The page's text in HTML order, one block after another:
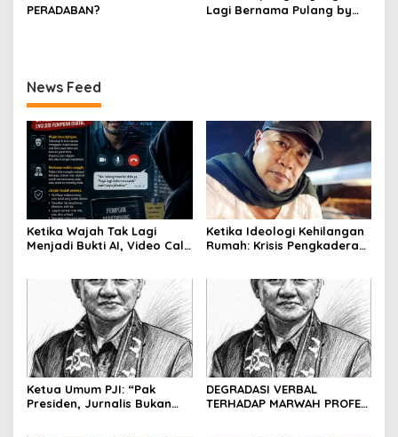
Simawang
PERADABAN?
Lagi Bernama Pulang by
News Feed
Ketika Wajah Tak Lagi
Menjadi Bukti AI, Video Call,
Ketika Ideologi Kehilangan
Rumah: Krisis Pengkaderan
Kepemimpinan yang
Kehilangan Arah
Ketua Umum PJI: “Pak
Presiden, Jurnalis Bukan
DEGRADASI VERBAL
TERHADAP MARWAH PROFESI